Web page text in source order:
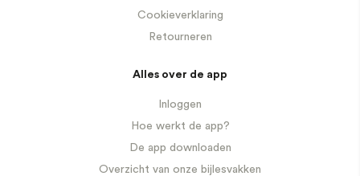
Cookieverklaring
Retourneren
Alles over de app
Inloggen
Hoe werkt de app?
De app downloaden
Overzicht van onze bijlesvakken